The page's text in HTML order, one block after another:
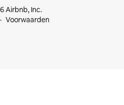
Airbnb, Inc.
Voorwaarden